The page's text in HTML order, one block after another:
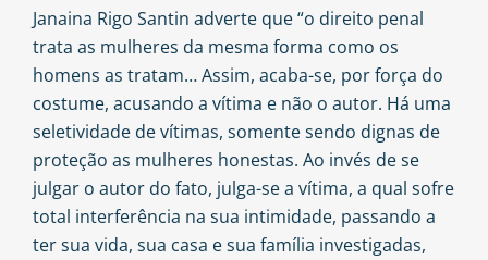
Janaina Rigo Santin adverte que “o direito penal
trata as mulheres da mesma forma como os
homens as tratam… Assim, acaba-se, por força do
costume, acusando a vítima e não o autor. Há uma
seletividade de vítimas, somente sendo dignas de
proteção as mulheres honestas. Ao invés de se
julgar o autor do fato, julga-se a vítima, a qual sofre
total interferência na sua intimidade, passando a
ter sua vida, sua casa e sua família investigadas,